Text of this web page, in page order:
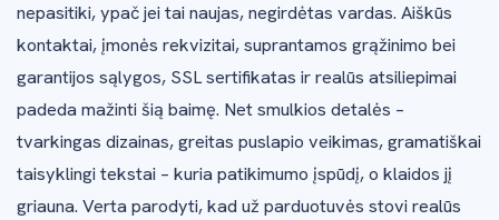
nepasitiki, ypač jei tai naujas, negirdėtas vardas. Aiškūs
kontaktai, įmonės rekvizitai, suprantamos grąžinimo bei
garantijos sąlygos, SSL sertifikatas ir realūs atsiliepimai
padeda mažinti šią baimę. Net smulkios detalės –
tvarkingas dizainas, greitas puslapio veikimas, gramatiškai
taisyklingi tekstai – kuria patikimumo įspūdį, o klaidos jį
griauna. Verta parodyti, kad už parduotuvės stovi realūs